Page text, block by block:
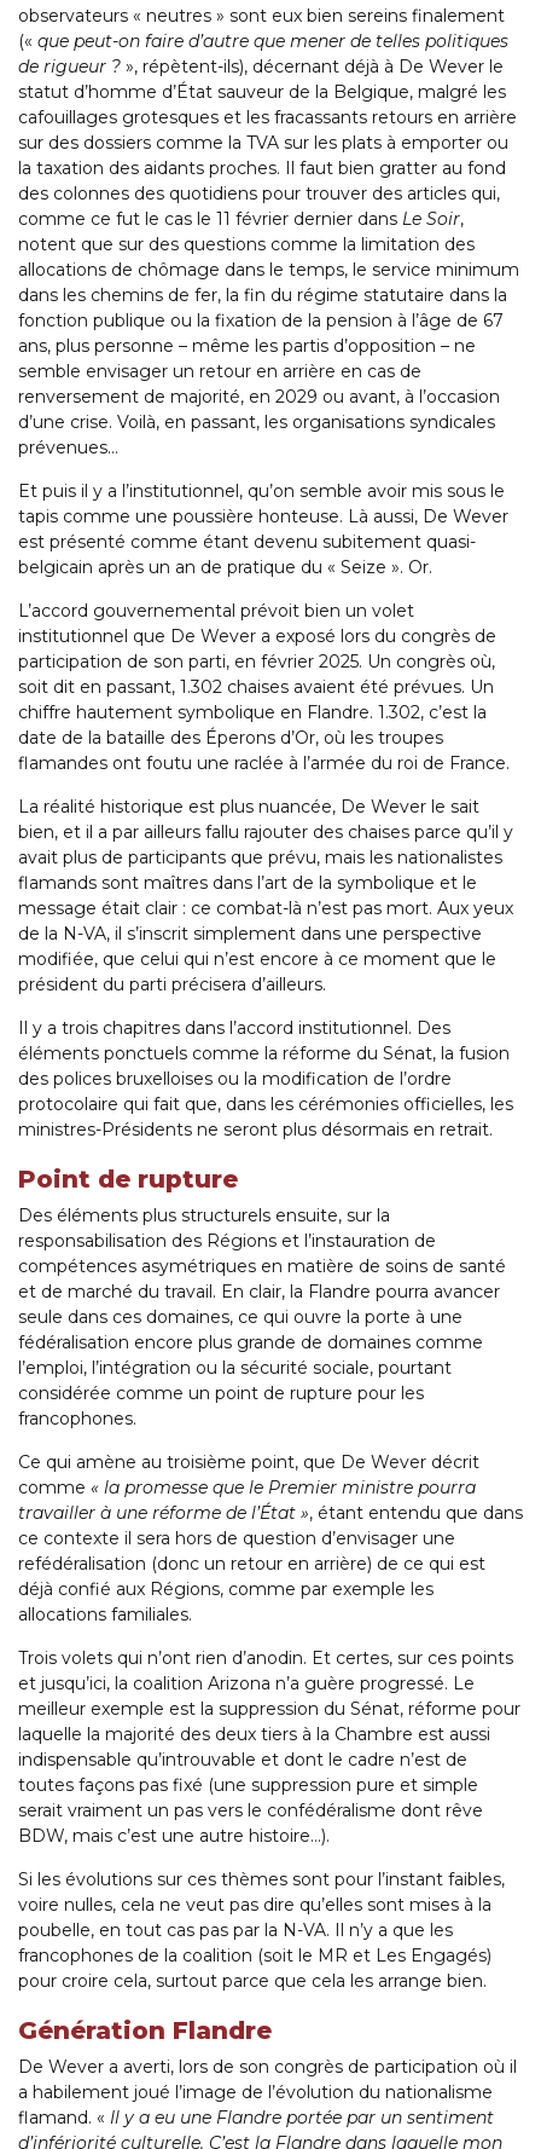
observateurs « neutres » sont eux bien sereins finalement
(« que peut-on faire d’autre que mener de telles politiques
de rigueur ? », répètent-ils), décernant déjà à De Wever le
statut d’homme d’État sauveur de la Belgique, malgré les
cafouillages grotesques et les fracassants retours en arrière
sur des dossiers comme la TVA sur les plats à emporter ou
la taxation des aidants proches. Il faut bien gratter au fond
des colonnes des quotidiens pour trouver des articles qui,
comme ce fut le cas le 11 février dernier dans Le Soir,
notent que sur des questions comme la limitation des
allocations de chômage dans le temps, le service minimum
dans les chemins de fer, la fin du régime statutaire dans la
fonction publique ou la fixation de la pension à l’âge de 67
ans, plus personne – même les partis d’opposition – ne
semble envisager un retour en arrière en cas de
renversement de majorité, en 2029 ou avant, à l’occasion
d’une crise. Voilà, en passant, les organisations syndicales
prévenues…
Et puis il y a l’institutionnel, qu’on semble avoir mis sous le
tapis comme une poussière honteuse. Là aussi, De Wever
est présenté comme étant devenu subitement quasi-
belgicain après un an de pratique du « Seize ». Or.
L’accord gouvernemental prévoit bien un volet
institutionnel que De Wever a exposé lors du congrès de
participation de son parti, en février 2025. Un congrès où,
soit dit en passant, 1.302 chaises avaient été prévues. Un
chiffre hautement symbolique en Flandre. 1.302, c’est la
date de la bataille des Éperons d’Or, où les troupes
flamandes ont foutu une raclée à l’armée du roi de France.
La réalité historique est plus nuancée, De Wever le sait
bien, et il a par ailleurs fallu rajouter des chaises parce qu’il y
avait plus de participants que prévu, mais les nationalistes
flamands sont maîtres dans l’art de la symbolique et le
message était clair : ce combat-là n’est pas mort. Aux yeux
de la N-VA, il s’inscrit simplement dans une perspective
modifiée, que celui qui n’est encore à ce moment que le
président du parti précisera d’ailleurs.
Il y a trois chapitres dans l’accord institutionnel. Des
éléments ponctuels comme la réforme du Sénat, la fusion
des polices bruxelloises ou la modification de l’ordre
protocolaire qui fait que, dans les cérémonies officielles, les
ministres-Présidents ne seront plus désormais en retrait.
Point de rupture
Des éléments plus structurels ensuite, sur la
responsabilisation des Régions et l’instauration de
compétences asymétriques en matière de soins de santé
et de marché du travail. En clair, la Flandre pourra avancer
seule dans ces domaines, ce qui ouvre la porte à une
fédéralisation encore plus grande de domaines comme
l’emploi, l’intégration ou la sécurité sociale, pourtant
considérée comme un point de rupture pour les
francophones.
Ce qui amène au troisième point, que De Wever décrit
comme « la promesse que le Premier ministre pourra
travailler à une réforme de l’État », étant entendu que dans
ce contexte il sera hors de question d’envisager une
refédéralisation (donc un retour en arrière) de ce qui est
déjà confié aux Régions, comme par exemple les
allocations familiales.
Trois volets qui n’ont rien d’anodin. Et certes, sur ces points
et jusqu’ici, la coalition Arizona n’a guère progressé. Le
meilleur exemple est la suppression du Sénat, réforme pour
laquelle la majorité des deux tiers à la Chambre est aussi
indispensable qu’introuvable et dont le cadre n’est de
toutes façons pas fixé (une suppression pure et simple
serait vraiment un pas vers le confédéralisme dont rêve
BDW, mais c’est une autre histoire…).
Si les évolutions sur ces thèmes sont pour l’instant faibles,
voire nulles, cela ne veut pas dire qu’elles sont mises à la
poubelle, en tout cas pas par la N-VA. Il n’y a que les
francophones de la coalition (soit le MR et Les Engagés)
pour croire cela, surtout parce que cela les arrange bien.
Génération Flandre
De Wever a averti, lors de son congrès de participation où il
a habilement joué l’image de l’évolution du nationalisme
flamand. « Il y a eu une Flandre portée par un sentiment
d’infériorité culturelle. C’est la Flandre dans laquelle mon